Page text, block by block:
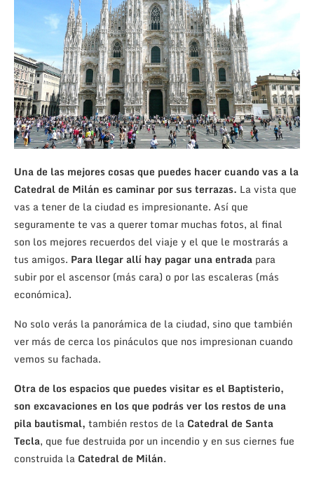
Una de las mejores cosas que puedes hacer cuando vas a la
Catedral de Milán es caminar por sus terrazas. La vista que
vas a tener de la ciudad es impresionante. Así que
seguramente te vas a querer tomar muchas fotos, al final
son los mejores recuerdos del viaje y el que le mostrarás a
tus amigos. Para llegar allí hay pagar una entrada para
subir por el ascensor (más cara) o por las escaleras (más
económica).
No solo verás la panorámica de la ciudad, sino que también
ver más de cerca los pináculos que nos impresionan cuando
vemos su fachada.
Otra de los espacios que puedes visitar es el Baptisterio,
son excavaciones en los que podrás ver los restos de una
pila bautismal, también restos de la Catedral de Santa
Tecla, que fue destruida por un incendio y en sus ciernes fue
construida la Catedral de Milán.